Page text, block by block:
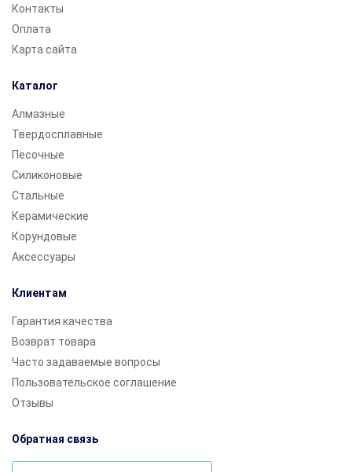
Контакты
Оплата
Карта сайта
Каталог
Алмазные
Твердосплавные
Песочные
Силиконовые
Стальные
Керамические
Корундовые
Аксессуары
Клиентам
Гарантия качества
Возврат товара
Часто задаваемые вопросы
Пользовательское соглашение
Отзывы
Обратная связь